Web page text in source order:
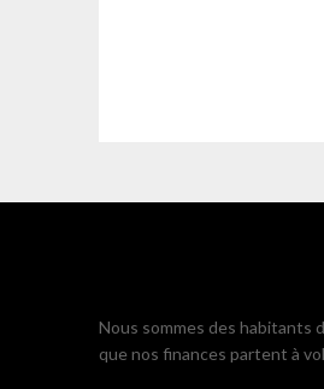
Nous sommes des habitants
que nos finances partent à